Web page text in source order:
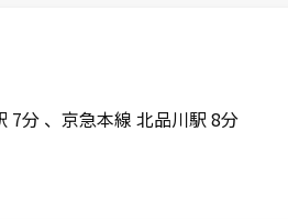
7分
京急本線 北品川駅 8分